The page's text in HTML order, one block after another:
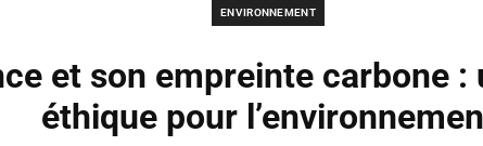
ENVIRONNEMENT
et son empreinte carbone :
éthique pour